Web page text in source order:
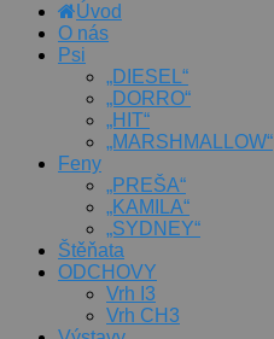
Úvod
O nás
Psi
„DIESEL“
„DORRO“
„HIT“
„MARSHMALLOW“
Feny
„PREŠA“
„KAMILA“
„SYDNEY“
Štěňata
ODCHOVY
Vrh I3
Vrh CH3